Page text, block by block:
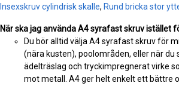
Insexskruv cylindrisk skalle, Rund bricka stor
När ska jag använda A4 syrafast skruv istället
Du bör alltid välja A4 syrafast skruv för
(nära kusten), poolområden, eller när du
ädelträslag och tryckimpregnerat virke
mot metall. A4 ger helt enkelt ett bättre